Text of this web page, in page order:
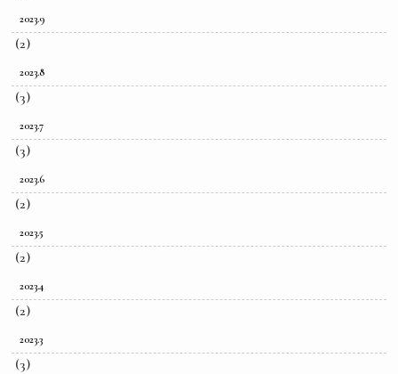
2023.9
(2)
2023.8
(3)
2023.7
(3)
2023.6
(2)
2023.5
(2)
2023.4
(2)
2023.3
(3)